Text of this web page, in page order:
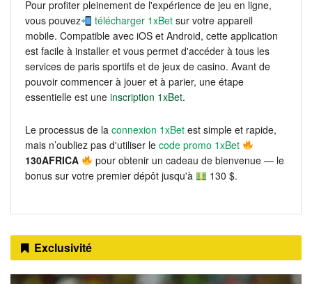
Pour profiter pleinement de l'expérience de jeu en ligne,
vous pouvez
télécharger 1xBet sur votre appareil
mobile. Compatible avec iOS et Android, cette application
est facile à installer et vous permet d'accéder à tous les
services de paris sportifs et de jeux de casino. Avant de
pouvoir commencer à jouer et à parier, une étape
essentielle est une inscription 1xBet.
Le processus de la connexion 1xBet est simple et rapide,
mais n’oubliez pas d'utiliser le code promo 1xBet
130AFRICA
pour obtenir un cadeau de bienvenue — le
bonus sur votre premier dépôt jusqu'à
130 $.
Exclusivité